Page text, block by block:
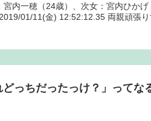
宮内一穂（24歳）、次女：宮内ひか
01/11(金) 12:52:12.35 両親頑張
どっちだったっけ？」ってな